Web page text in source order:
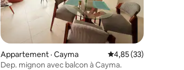
Appartement · Cayma Note moyenne de
4,85 (33)
Dep. mignon avec balcon à Cayma.